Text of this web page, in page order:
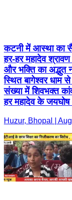
कटनी में आस्था का
हर-हर महादेव
और भक्ति का अद्भुत
स्थित बागेश्वर धाम
संख्या में शिवभक्त
हर महादेव के
Huzur, Bhopal |